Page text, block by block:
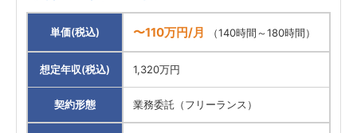
単価(税込) 〜110万円/月 （140時間～180時間）
想定年収(税込) 1,320万円
契約形態 業務委託（フリーランス）